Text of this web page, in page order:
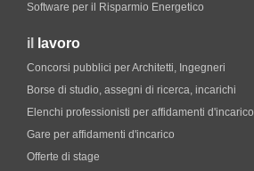
Software per il Risparmio Energetico
il lavoro
Concorsi pubblici per Architetti, Ingegneri
Borse di studio, assegni di ricerca, incarichi
Elenchi professionisti per affidamenti d'incarico
Gare per affidamenti d'incarico
Offerte di stage